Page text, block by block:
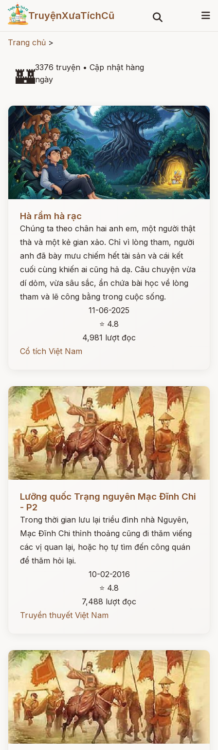
TruyệnXưaTíchCũ
Trang chủ >
🏰3376 truyện • Cập nhật hàng
ngày
Đọc ngay
Hà rầm hà rạc
Chúng ta theo chân hai anh em, một người thật
thà và một kẻ gian xảo. Chỉ vì lòng tham, người
anh đã bày mưu chiếm hết tài sản và cái kết
cuối cùng khiến ai cũng hả dạ. Câu chuyện vừa
dí dỏm, vừa sâu sắc, ẩn chứa bài học về lòng
tham và lẽ công bằng trong cuộc sống.
11-06-2025
⭐ 4.8
4,981 lượt đọc
Cổ tích Việt Nam
Lưỡng quốc Trạng nguyên Mạc Đĩnh Chi
- P2
Trong thời gian lưu lại triều đình nhà Nguyên,
Mạc Đĩnh Chi thỉnh thoảng cũng đi thăm viếng
các vị quan lại, hoặc họ tự tìm đến công quán
để thăm hỏi lại.
10-02-2016
⭐ 4.8
7,488 lượt đọc
Truyền thuyết Việt Nam